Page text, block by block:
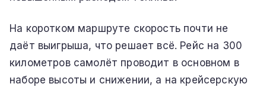
На коротком маршруте скорость почти не
даёт выигрыша, что решает всё. Рейс на 300
километров самолёт проводит в основном в
наборе высоты и снижении, а на крейсерскую